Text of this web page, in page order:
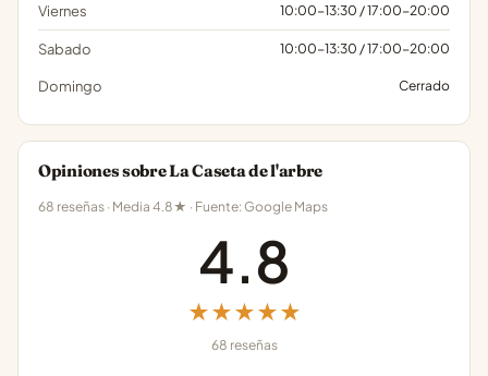
Viernes 10:00-13:30 / 17:00-20:00
Sabado 10:00-13:30 / 17:00-20:00
Domingo Cerrado
Opiniones sobre La Caseta de l'arbre
68 reseñas · Media 4.8★ · Fuente: Google Maps
4.8
★★★★★
68 reseñas